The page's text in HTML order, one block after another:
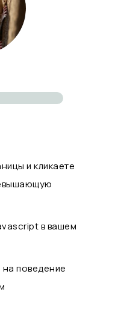
и кликаете
в вашем
поведение